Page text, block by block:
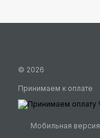
© 2026
Принимаем к оплате
Мобильная версия